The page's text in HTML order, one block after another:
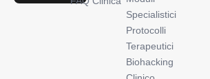
Specialistici
Protocolli
Terapeutici
Biohacking